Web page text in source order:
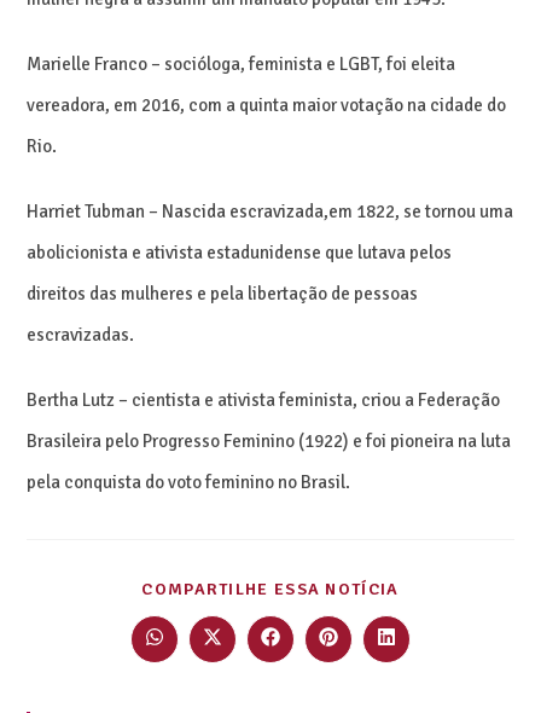
Marielle Franco – socióloga, feminista e LGBT, foi eleita
vereadora, em 2016, com a quinta maior votação na cidade do
Rio.
Harriet Tubman – Nascida escravizada,em 1822, se tornou uma
abolicionista e ativista estadunidense que lutava pelos
direitos das mulheres e pela libertação de pessoas
escravizadas.
Bertha Lutz – cientista e ativista feminista, criou a Federação
Brasileira pelo Progresso Feminino (1922) e foi pioneira na luta
pela conquista do voto feminino no Brasil.
COMPARTILHE ESSA NOTÍCIA